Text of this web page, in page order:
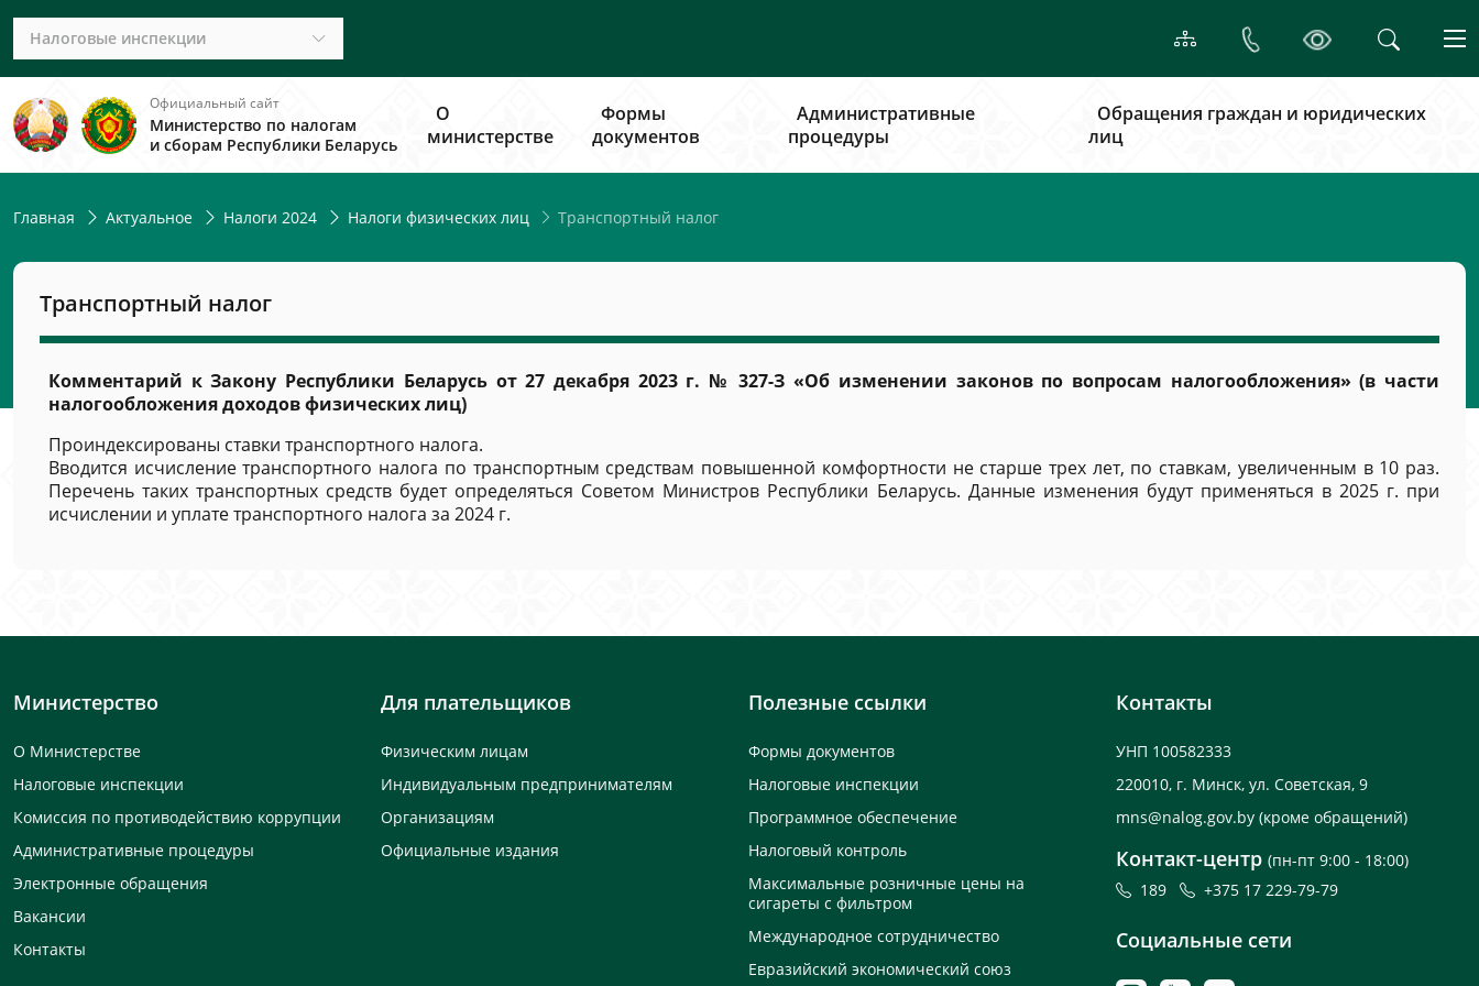
Налоговые инспекции
Официальный сайт
Министерство по налогам
и сборам Республики Беларусь
О
министерстве
Формы
документов
Административные
процедуры
Обращения граждан и юридических
лиц
Главная Актуальное Налоги 2024 Налоги физических лиц Транспортный налог
Транспортный налог
Комментарий к Закону Республики Беларусь от 27 декабря 2023 г. № 327-З «Об изменении законов по вопросам налогообложения» (в части
налогообложения доходов физических лиц)
Проиндексированы ставки транспортного налога.
Вводится исчисление транспортного налога по транспортным средствам повышенной комфортности не старше трех лет, по ставкам, увеличенным в 10 раз.
Перечень таких транспортных средств будет определяться Советом Министров Республики Беларусь. Данные изменения будут применяться в 2025 г. при
исчислении и уплате транспортного налога за 2024 г.
Министерство
О Министерстве
Налоговые инспекции
Комиссия по противодействию коррупции
Административные процедуры
Электронные обращения
Вакансии
Контакты
Для плательщиков
Физическим лицам
Индивидуальным предпринимателям
Организациям
Официальные издания
Полезные ссылки
Формы документов
Налоговые инспекции
Программное обеспечение
Налоговый контроль
Максимальные розничные цены на
сигареты с фильтром
Международное сотрудничество
Евразийский экономический союз
Контакты
УНП 100582333
220010, г. Минск, ул. Советская, 9
mns@nalog.gov.by (кроме обращений)
Контакт-центр (пн-пт 9:00 - 18:00)
189
+375 17 229-79-79
Социальные сети